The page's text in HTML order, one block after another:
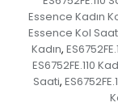
Essence Kadın
Essence Kol
Kadın,
ES6752FE.110
Saati,